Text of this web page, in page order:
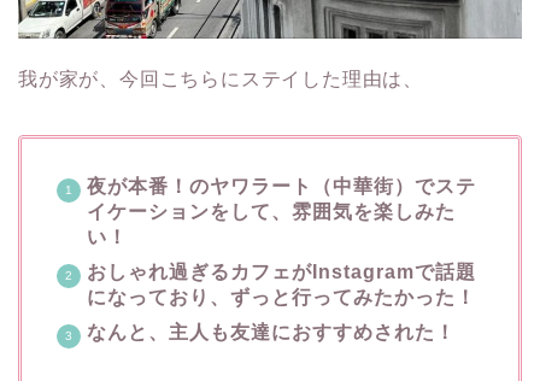
我が家が、今回こちらにステイした理由は、
夜が本番！のヤワラート（中華街）でステ
イケーションをして、雰囲気を楽しみた
い！
おしゃれ過ぎるカフェがInstagramで話題
になっており、ずっと行ってみたかった！
なんと、主人も友達におすすめされた！